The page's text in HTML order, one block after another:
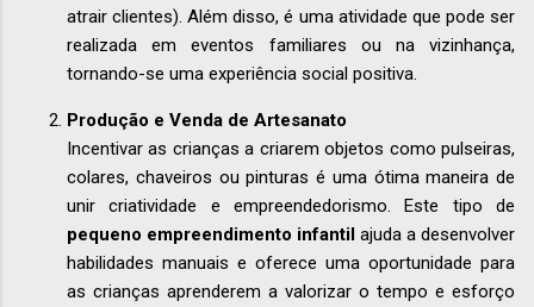
atrair clientes). Além disso, é uma atividade que pode ser
realizada em eventos familiares ou na vizinhança,
tornando-se uma experiência social positiva.
Produção e Venda de Artesanato
Incentivar as crianças a criarem objetos como pulseiras,
colares, chaveiros ou pinturas é uma ótima maneira de
unir criatividade e empreendedorismo. Este tipo de
pequeno empreendimento infantil ajuda a desenvolver
habilidades manuais e oferece uma oportunidade para
as crianças aprenderem a valorizar o tempo e esforço